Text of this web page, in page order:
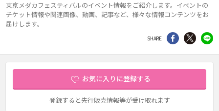
東京メダカフェスティバルのイベント情報をご紹介します。イベントの
チケット情報や関連画像、動画、記事など、様々な情報コンテンツをお
届けします。
SHARE シェア Twitter
お気に入りに登録する
登録すると先行販売情報等が受け取れます